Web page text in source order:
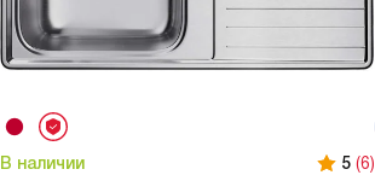
В наличии 5 (6)